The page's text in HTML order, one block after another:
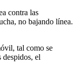
contra las
no bajando línea.
tal como se
el